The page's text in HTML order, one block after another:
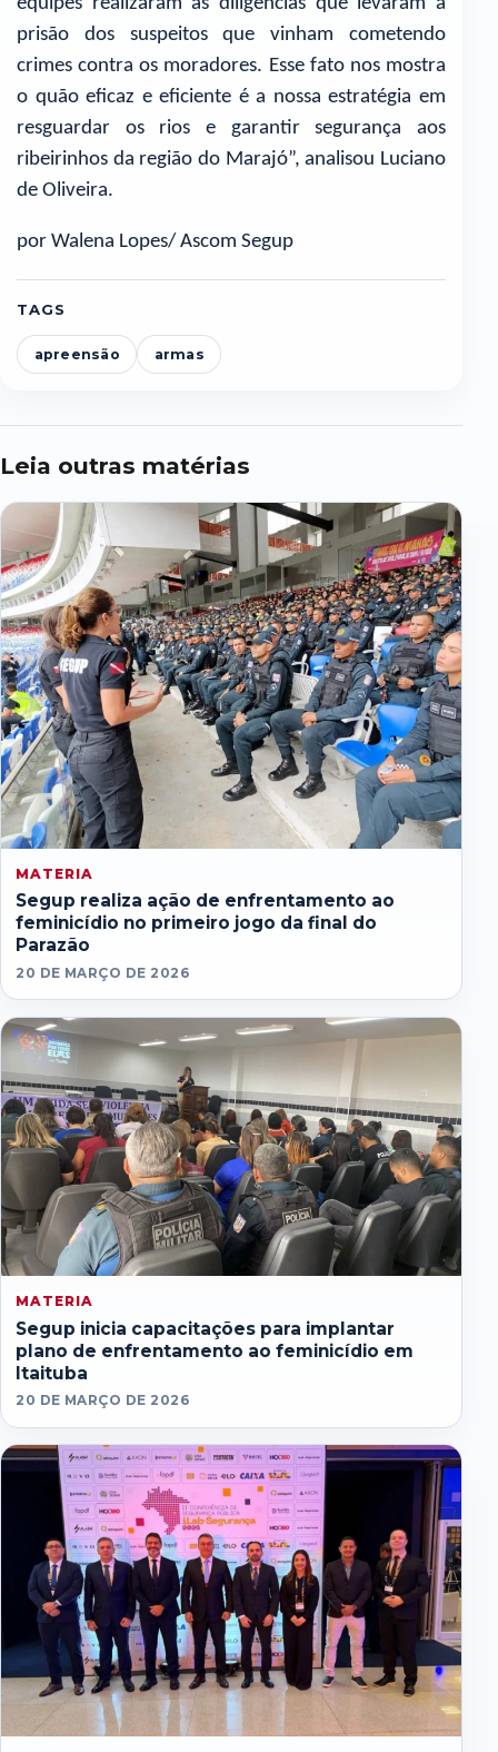
prisão dos suspeitos que vinham cometendo
crimes contra os moradores. Esse fato nos mostra
o quão eficaz e eficiente é a nossa estratégia em
resguardar os rios e garantir segurança aos
ribeirinhos da região do Marajó”, analisou Luciano
de Oliveira.
por Walena Lopes/ Ascom Segup
TAGS
apreensão armas
Leia outras matérias
MATERIA
Segup realiza ação de enfrentamento ao
feminicídio no primeiro jogo da final do
Parazão
20 DE MARÇO DE 2026
MATERIA
Segup inicia capacitações para implantar
plano de enfrentamento ao feminicídio em
Itaituba
20 DE MARÇO DE 2026